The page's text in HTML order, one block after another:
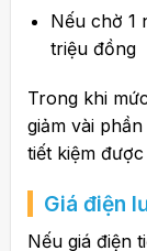
Nếu chờ 1
triệu đồng
Trong khi
giảm vài
tiết kiệm
Giá điện
Nếu giá điện